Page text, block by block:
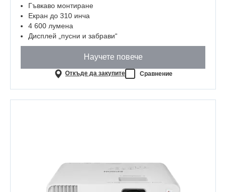
Гъвкаво монтиране
Екран до 310 инча
4 600 лумена
Дисплей „пусни и забрави“
Научете повече
Откъде да закупите Сравнение